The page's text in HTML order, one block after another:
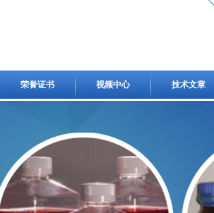
荣誉证书 视频中心 技术文章